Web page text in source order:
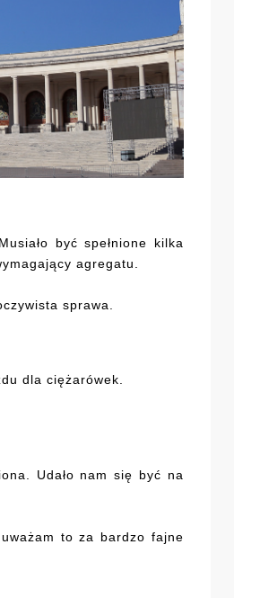
być spełnione kilka
agregatu.
sprawa.
dla ciężarówek.
Udało nam się być na
to za bardzo fajne